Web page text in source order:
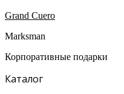
Grand Cuero
Marksman
Корпоративные подарки
Каталог